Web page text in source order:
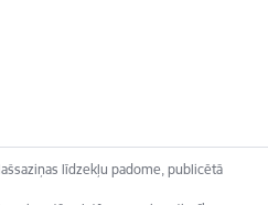
līdzekļu padome, publicētā